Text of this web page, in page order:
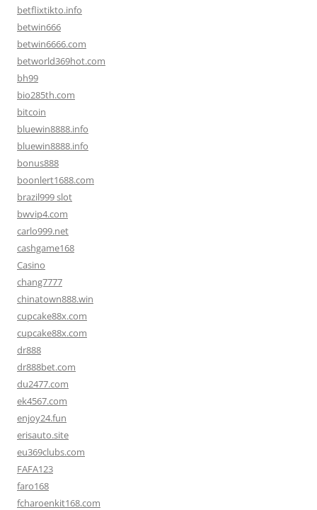
betflixtikto.info
betwin666
betwin6666.com
betworld369hot.com
bh99
bio285th.com
bitcoin
bluewin8888.info
bluewin8888.info
bonus888
boonlert1688.com
brazil999 slot
bwvip4.com
carlo999.net
cashgame168
Casino
chang7777
chinatown888.win
cupcake88x.com
cupcake88x.com
dr888
dr888bet.com
du2477.com
ek4567.com
enjoy24.fun
erisauto.site
eu369clubs.com
FAFA123
faro168
fcharoenkit168.com